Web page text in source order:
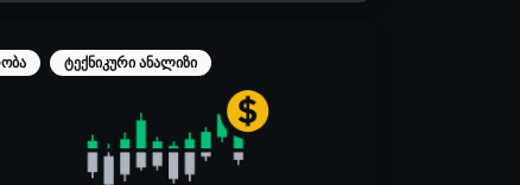
ტექნიკური ანალიზი